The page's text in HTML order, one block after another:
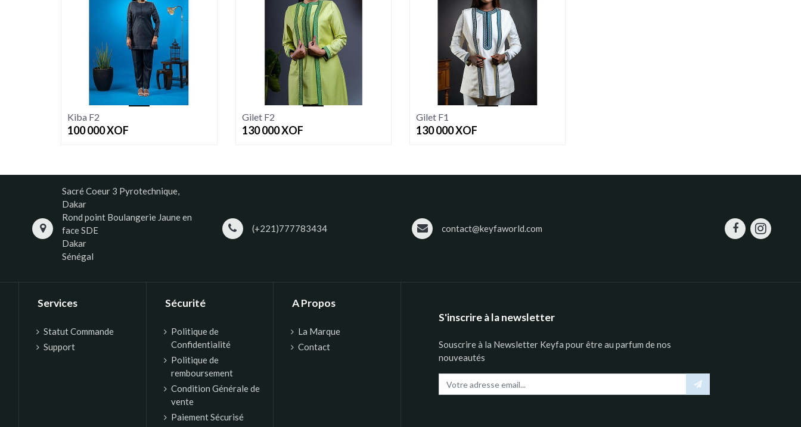
Kiba F2
100 000XOF
Gilet F2
130 000XOF
Gilet F1
130 000XOF
Sacré Coeur 3 Pyrotechnique,
Dakar
Rond point Boulangerie Jaune en
face SDE
Dakar
Sénégal
(+221)777783434 contact@keyfaworld.com
Services
Statut Commande
Support
Sécurité
Politique de
Confidentialité
Politique de
remboursement
Condition Générale de
vente
Paiement Sécurisé
A Propos
La Marque
Contact
S'inscrire à la newsletter
Souscrire à la Newsletter Keyfa pour être au parfum de nos
nouveautés